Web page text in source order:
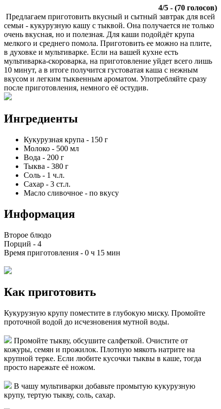
4/5 - (70 голосов)
Предлагаем приготовить вкусный и сытный завтрак для всей
семьи - кукурузную кашу с тыквой. Она получается не только
очень вкусная, но и полезная. Для каши подойдёт крупа
мелкого и среднего помола. Приготовить ее можно на плите,
в духовке и мультиварке. Если на вашей кухне есть
мультиварка-скороварка, на приготовление уйдет всего лишь
10 минут, а в итоге получится густоватая каша с нежным
вкусом и легким тыквенным ароматом. Употребляйте сразу
после приготовления, немного её остудив.
Ингредиенты
Кукурузная крупа - 150 г
Молоко - 500 мл
Вода - 200 г
Тыква - 380 г
Соль - 1 ч.л.
Сахар - 3 ст.л.
Масло сливочное - по вкусу
Информация
Второе блюдо
Порций - 4
Время приготовления - 0 ч 15 мин
Как приготовить
Кукурузную крупу поместите в глубокую миску. Промойте
проточной водой до исчезновения мутной воды.
Промойте тыкву, обсушите салфеткой. Очистите от
кожуры, семян и прожилок. Плотную мякоть натрите на
крупной терке. Если любите кусочки тыквы в каше, тогда
просто нарежьте её ножом.
В чашу мультиварки добавьте промытую кукурузную
крупу, тертую тыкву, соль, сахар.